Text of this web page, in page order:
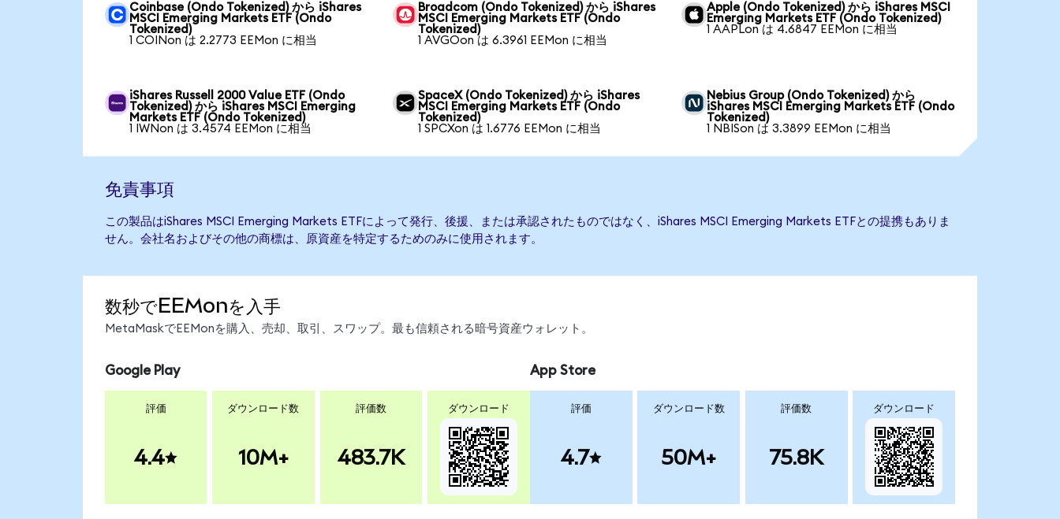
Coinbase (Ondo Tokenized) から iShares
MSCI Emerging Markets ETF (Ondo
Tokenized)
1 COINon は 2.2773 EEMon に相当
Broadcom (Ondo Tokenized) から iShares
MSCI Emerging Markets ETF (Ondo
Tokenized)
1 AVGOon は 6.3961 EEMon に相当
Apple (Ondo Tokenized) から iShares MSCI
Emerging Markets ETF (Ondo Tokenized)
1 AAPLon は 4.6847 EEMon に相当
iShares Russell 2000 Value ETF (Ondo
Tokenized) から iShares MSCI Emerging
Markets ETF (Ondo Tokenized)
1 IWNon は 3.4574 EEMon に相当
SpaceX (Ondo Tokenized) から iShares
MSCI Emerging Markets ETF (Ondo
Tokenized)
1 SPCXon は 1.6776 EEMon に相当
Nebius Group (Ondo Tokenized) から
iShares MSCI Emerging Markets ETF (Ondo
Tokenized)
1 NBISon は 3.3899 EEMon に相当
免責事項
この製品はiShares MSCI Emerging Markets ETFによって発行、後援、または承認されたものではなく、iShares MSCI Emerging Markets ETFとの提携もありま
せん。会社名およびその他の商標は、原資産を特定するためのみに使用されます。
数秒でEEMonを入手
MetaMaskでEEMonを購入、売却、取引、スワップ。最も信頼される暗号資産ウォレット。
Google Play
評価
4.4
ダウンロード数
10M+
評価数
483.7K
ダウンロード
App Store
評価
4.7
ダウンロード数
50M+
評価数
75.8K
ダウンロード